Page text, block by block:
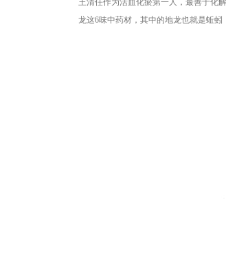
王清任作为活血化瘀第一人，最善于化
龙这6味中药材，其中的地龙也就是蚯蚓